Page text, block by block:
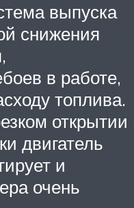
выпуска
снижения
в работе,
топлива.
открытии
двигатель
и
очень